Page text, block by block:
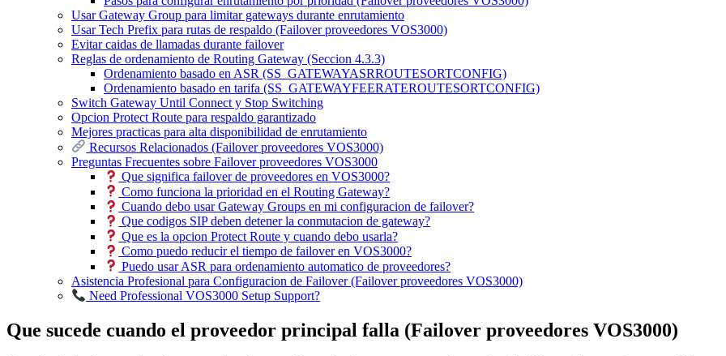
Usar Gateway Group para limitar gateways durante enrutamiento
Usar Tech Prefix para rutas de respaldo (Failover proveedores VOS3000)
Evitar caidas de llamadas durante failover
Reglas de ordenamiento de Routing Gateway (Seccion 4.3.3)
Ordenamiento basado en ASR (SS_GATEWAYASRROUTESORTCONFIG)
Ordenamiento basado en tarifa (SS_GATEWAYFEERATEROUTESORTCONFIG)
Switch Gateway Until Connect y Stop Switching
Opcion Protect Route para respaldo garantizado
Mejores practicas para alta disponibilidad de enrutamiento
Recursos Relacionados (Failover proveedores VOS3000)
Preguntas Frecuentes sobre Failover proveedores VOS3000
Que significa failover de proveedores en VOS3000?
Como funciona la prioridad en el Routing Gateway?
Cuando debo usar Gateway Groups en mi configuracion de failover?
Que codigos SIP deben detener la conmutacion de gateway?
Que es la opcion Protect Route y cuando debo usarla?
Como puedo reducir el tiempo de failover en VOS3000?
Puedo usar ASR para ordenamiento automatico de proveedores?
Asistencia Profesional para Configuracion de Failover (Failover proveedores VOS3000)
Need Professional VOS3000 Setup Support?
Que sucede cuando el proveedor principal falla (Failover proveedores VOS3000)